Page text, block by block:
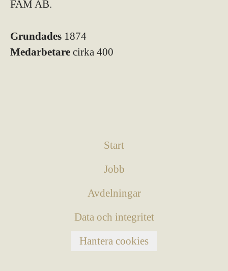
FAM AB.
Grundades 1874
Medarbetare cirka 400
Start
Jobb
Avdelningar
Data och integritet
Hantera cookies